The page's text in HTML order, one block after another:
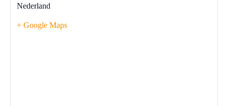
Nederland
+ Google Maps